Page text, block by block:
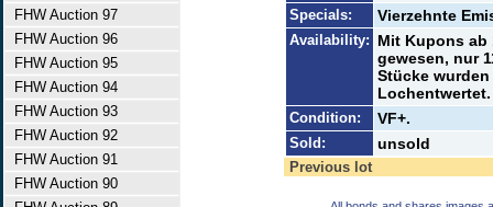
FHW Auction 97
FHW Auction 96
FHW Auction 95
FHW Auction 94
FHW Auction 93
FHW Auction 92
FHW Auction 91
FHW Auction 90
Specials: Vierzehnte
Availability: Mit Kupons ab
gewesen, nur
Stücke
Lochentwertet.
Condition: VF+.
Sold: unsold
Previous lot